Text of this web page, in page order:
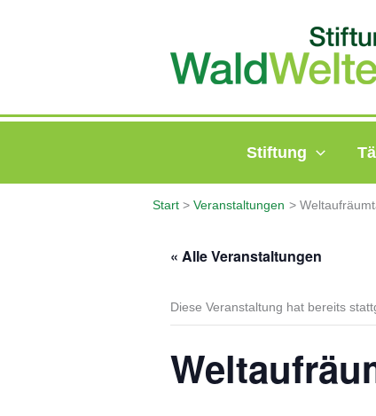
Stiftung
Start Veranstaltungen
« Alle Veranstaltungen
Diese Veranstaltung hat bereits